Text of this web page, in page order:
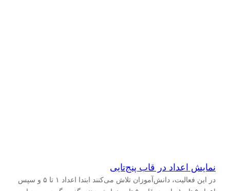
نمایش اعداد در قاب پنج‌تایی
در این فعالیت، دانش‌آموزان تلاش می‌کنند ابتدا اعداد ۱ تا ۵ و سپس